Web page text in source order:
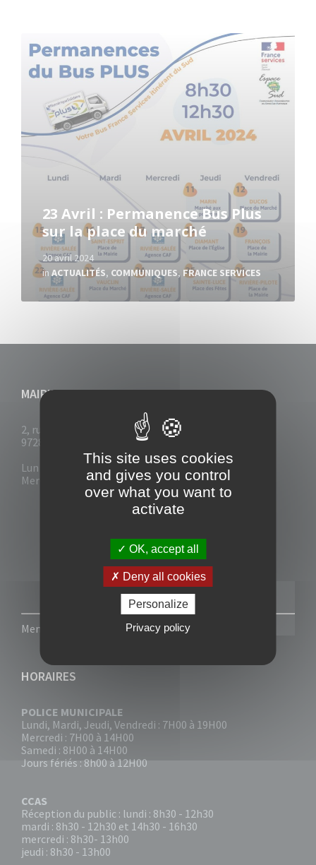
23 Avril : Permanence Bus Plus
sur la place du marché
20 avril 2024
inACTUALITÉS, COMMUNIQUES, FRANCE SERVICES
More
MAIRIE DU VAUCLIN
2, rue Collignon
97280 Le Vauclin
Lun - Mar : 7h30- 13h & 14h-17h
Mer-Jeu-Vend : 7h30 - 13h30
Mentions légales Politique de confidentialité
HORAIRES
POLICE MUNICIPALE
Lundi, Mardi, Jeudi, Vendredi : 7H00 à 19H00
Mercredi : 7H00 à 14H00
Samedi : 8H00 à 14H00
Jours fériés : 8h00 à 12H00
CCAS
Réception du public : lundi : 8h30 - 12h30
mardi : 8h30 - 12h30 et 14h30 - 16h30
mercredi : 8h30- 13h00
jeudi : 8h30 - 13h00
This site uses cookies
and gives you control
over what you want to
activate
OK, accept all
Deny all cookies
Personalize
Privacy policy